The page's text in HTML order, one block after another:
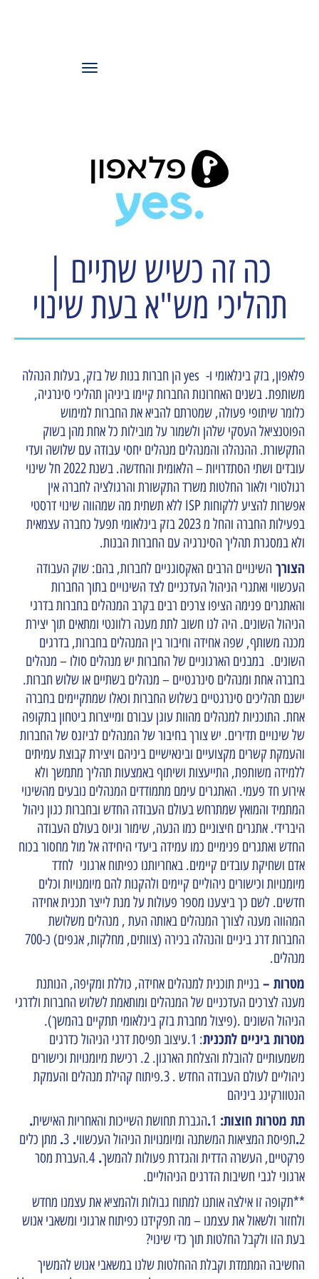
תפריט
כה זה כשיש שתיים |
תהליכי מש"א בעת שינוי
פלאפון, בזק בינלאומי ו- yes הן חברות בנות של בזק, בעלות הנהלה
משותפת. בשנים האחרונות החברות קיימו ביניהן תהליכי סינרגיה,
כלומר שיתופי פעולה, שמטרתם להביא את החברות למימוש
הפוטנציאל העסקי שלהן ולשמור על מובילות כל אחת מהן בשוק
התקשורת. ההנהלה והמנהלים מנהלים יחסי עבודה עם שלושה ועדי
עובדים ושתי הסתדרויות – הלאומית והחדשה. בשנת 2022 חל שינוי
רגולטורי ולאור החלטות משרד התקשורת והרגולציה לחברה אין
אפשרות להציע ללקוחות ISP ללא תשתית מה שמהווה שינוי דרסטי
בפעילות החברה והחל מ 2023 בזק בינלאומי תפעל כחברה עצמאית
ולא במסגרת תהליך הסינרגיה עם החברות הבנות.
הצורך השינויים הרבים האקסוגניים לחברות, בהם: שוק העבודה
העכשווי ואתגרי הניהול העדכניים לצד השינויים בתוך החברות
והאתגרים פנימה הציפו צרכים רבים בקרב המנהלים בחברות בדרגי
הניהול השונים. היה לנו חשוב לתת מענה רלוונטי ומתאים תוך יצירת
מכנה משותף, שפה אחידה וחיבור בין המנהלים בחברות, בדרגים
השונים. במבנים הארגוניים של החברות יש מנהלים סולו – מנהלים
בחברה אחת ומנהלים סינרגטיים – מנהלים בשתיים או שלוש חברות.
ישנם תהליכים סינרגטיים בשלוש החברות וכאלו שמתקיימים בחברה
אחת. התוכניות למנהלים מהוות עוגן עבורם ומייצרות ביטחון בתקופה
של שינויים תדירים. יש צורך בחיבור של המנהלים לביזנס של החברות
והעמקת קשרים מקצועיים ובינאישיים ביניהם ויצירת קבוצת עמיתים
ללמידה משותפת, התייעצות ושיתוף באמצעות תהליך מתמשך ולא
אירוע חד פעמי. האתגרים עימם מתמודדים המנהלים נובעים מהשינוי
המתמיד והמואץ שמתרחש בעולם העבודה החדש ובחברות כגון ניהול
היברידי. אתגרים חיצוניים כמו הנעה, שימור וגיוס בעולם העבודה
החדש ואתגרים פנימיים כמו עמידה ביעדי היחידה אל מול מחסור בכוח
אדם ושחיקת עובדים קיימים. באחריותנו כפיתוח ארגוני לחדד
מיומנויות וכישורים ניהוליים קיימים ולהקנות להם מיומנויות וכלים
חדשים. לשם כך ביצענו מספר פעולות על מנת לייצר תכנית אחידה
המהווה מענה לצורך המנהלים באותה העת , מנהלים משלושת
החברות דרג ביניים והנהלה בכירה (צוותים, מחלקות, אגפים) כ-700
מנהלים.
מטרות – בניית תוכנית למנהלים אחידה, כוללת ומקיפה, הנותנת
מענה לצרכים העדכניים של המנהלים ומותאמת לשלוש החברות ולדרגי
הניהול השונים .(פיצול מחברת בזק בינלאומי תתקיים בהמשך).
מטרות ביניים לתכנית
: 1.עיצוב תפיסת דרגי הניהול כדרגים
משמעותיים להובלת והצלחת הארגון. 2. רכישת מיומנויות וכישורים
ניהוליים לעולם העבודה החדש . 3.פיתוח קהילת מנהלים והעמקת
הנטוורקינג ביניהם
תת מטרות חוצות: 1
.הגברת תחושת השייכות והאחריות האישית.
2
.תפיסת המציאות המשתנה ומיומנויות הניהול העכשווי.
3
. מתן כלים
פרקטיים, העשרה הדדית והגדרת פעולות להמשך. 4.העברת מסר
ארגוני לגבי חשיבות הדרגים הניהוליים.
**תקופה זו אילצה אותנו למתוח גבולות ולהמציא את עצמנו מחדש
ולחזור ולשאול את עצמנו – מה תפקידנו כפיתוח ארגוני ומשאבי אנוש
בעת הזו ולקבל החלטות תוך כדי שינוי?
החשיבה המתמדת וקבלת ההחלטות שלנו במשאבי אנוש להמשיך